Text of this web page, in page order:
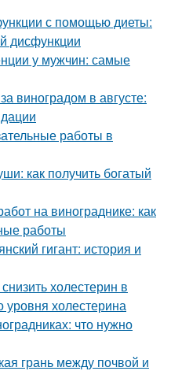
с помощью диеты:
дисфункции
у мужчин: самые
виноградом в августе:
работы в
как получить богатый
на винограднике: как
работы
гигант: история и
холестерин в
холестерина
что нужно
грань между почвой и